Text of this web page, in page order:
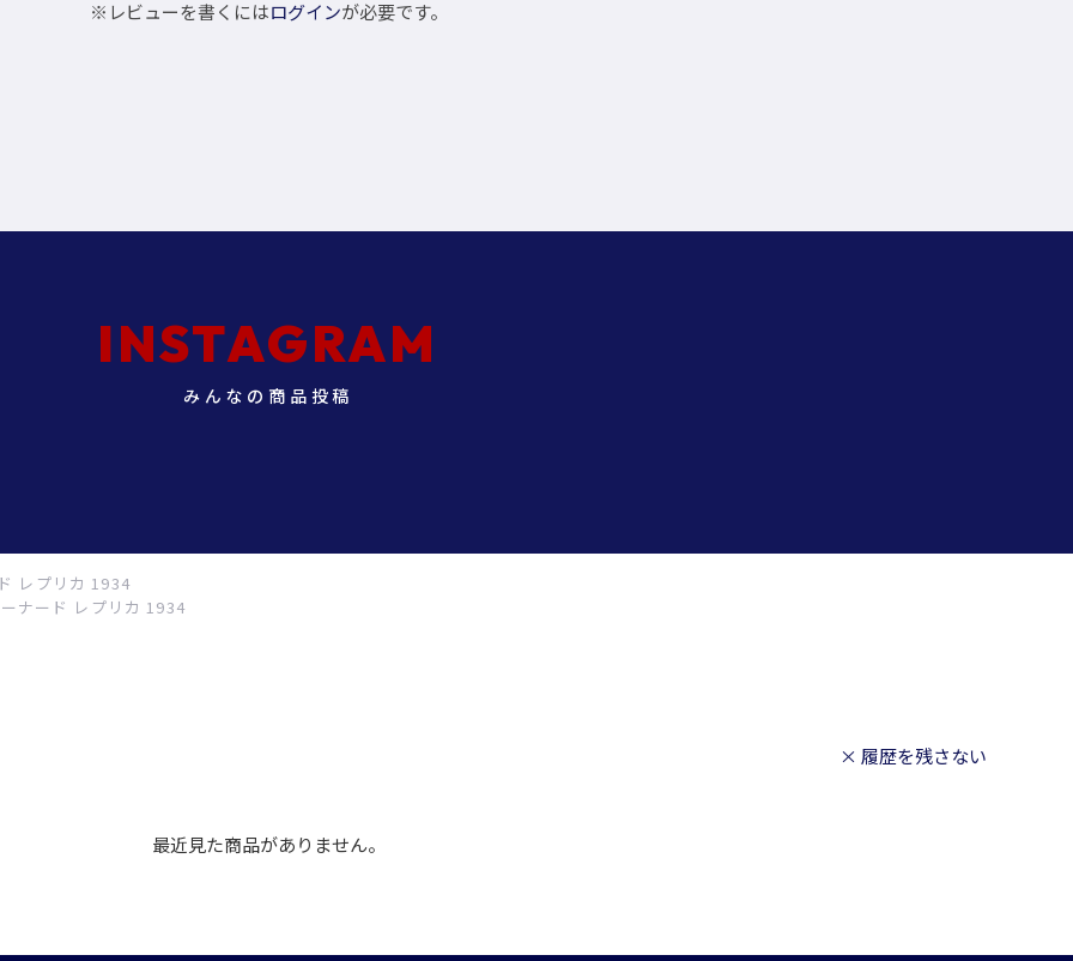
レプリカ 1934
ナード レプリカ 1934
※レビューを書くにはログインが必要です。
INSTAGRAM
みんなの商品投稿
× 履歴を残さない
最近見た商品がありません。